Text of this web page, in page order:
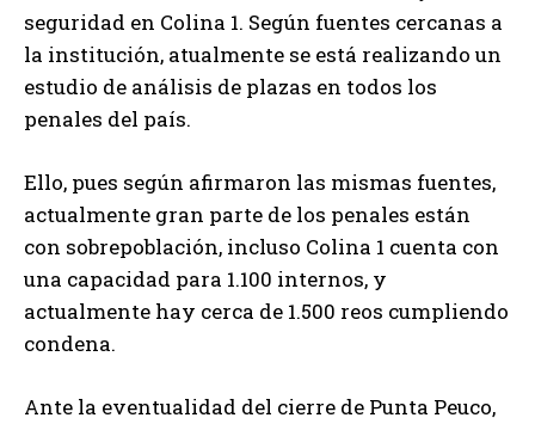
seguridad en Colina 1. Según fuentes cercanas a
la institución, atualmente se está realizando un
estudio de análisis de plazas en todos los
penales del país.
Ello, pues según afirmaron las mismas fuentes,
actualmente gran parte de los penales están
con sobrepoblación, incluso Colina 1 cuenta con
una capacidad para 1.100 internos, y
actualmente hay cerca de 1.500 reos cumpliendo
condena.
Ante la eventualidad del cierre de Punta Peuco,